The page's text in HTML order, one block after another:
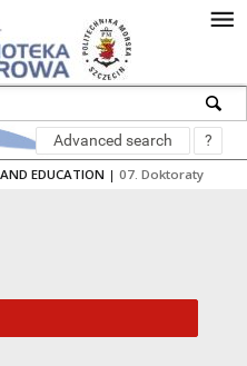
Advanced search ?
EDUCATION | 07. Doktoraty